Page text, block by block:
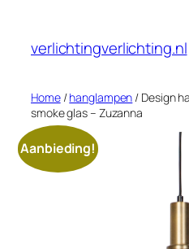
verlichtingverlichting.nl
Home/hanglampen / Design
smoke glas – Zuzanna
Aanbieding!